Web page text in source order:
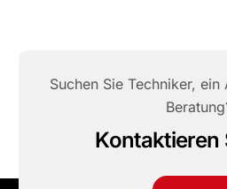
Suchen Sie Techniker,
Kontaktieren